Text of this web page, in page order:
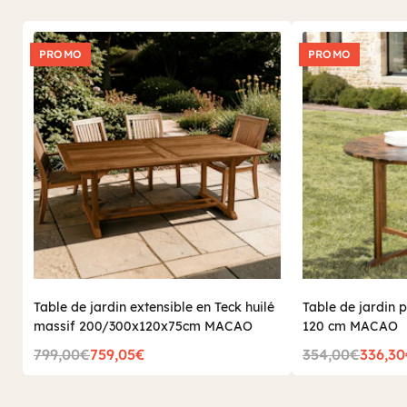
PROMO
Table de jardin extensible en Teck huilé
massif 200/300x120x75cm MACAO
799,00€759,05€
PROMO
Table de jardin
120 cm MACAO
354,00€